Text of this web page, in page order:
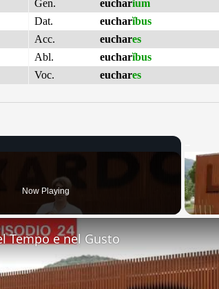
Gen.
eucharĭum
Dat.
eucharĭbus
Acc.
euchares
Abl.
eucharĭbus
Voc.
euchares
Now Playing
Tempo e nel Gusto